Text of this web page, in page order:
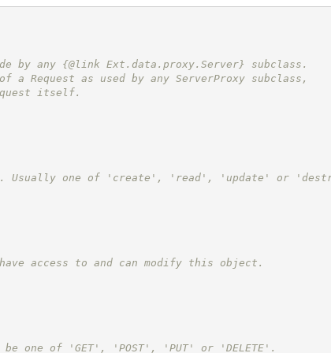
by any {@link Ext.data.proxy.Server} subclass.
Request as used by any ServerProxy subclass,
itself.
one of 'create', 'read', 'update' or
access to and can modify this object.
one of 'GET', 'POST', 'PUT' or 'DELETE'.